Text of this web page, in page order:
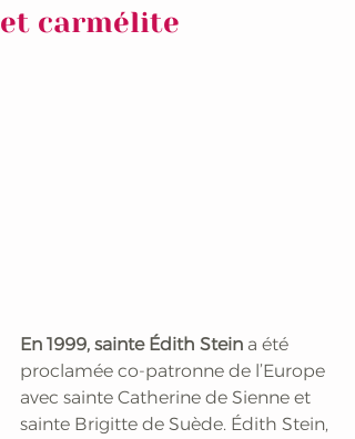
et carmélite
En 1999, sainte Édith Stein a été
proclamée co-patronne de l’Europe
avec sainte Catherine de Sienne et
sainte Brigitte de Suède. Édith Stein,